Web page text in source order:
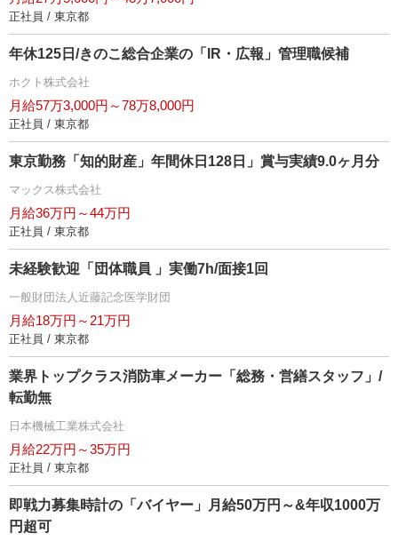
正社員 / 東京都
年休125日/きのこ総合企業の「IR・広報」管理職候補
ホクト株式会社
月給57万3,000円～78万8,000円
正社員 / 東京都
東京勤務「知的財産」年間休日128日」賞与実績9.0ヶ月分
マックス株式会社
月給36万円～44万円
正社員 / 東京都
未経験歓迎「団体職員 」実働7h/面接1回
一般財団法人近藤記念医学財団
月給18万円～21万円
正社員 / 東京都
業界トップクラス消防車メーカー「総務・営繕スタッフ」/
転勤無
日本機械工業株式会社
月給22万円～35万円
正社員 / 東京都
即戦力募集時計の「バイヤー」月給50万円～&年収1000万
円超可